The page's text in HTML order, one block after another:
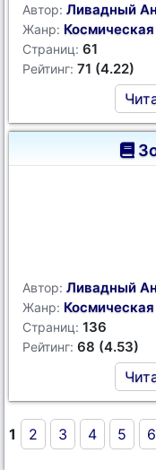
Автор: Ливадный
Жанр:
Страниц: 61
Рейтинг: 71 (4.22)
Автор: Ливадный
Жанр:
Страниц: 136
Рейтинг: 68 (4.53)
1 2 3 4 5 6